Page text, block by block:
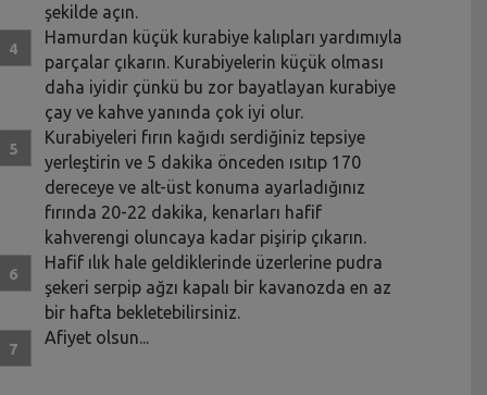
şekilde açın.
Hamurdan küçük kurabiye kalıpları yardımıyla
parçalar çıkarın. Kurabiyelerin küçük olması
daha iyidir çünkü bu zor bayatlayan kurabiye
çay ve kahve yanında çok iyi olur.
Kurabiyeleri fırın kağıdı serdiğiniz tepsiye
yerleştirin ve 5 dakika önceden ısıtıp 170
dereceye ve alt-üst konuma ayarladığınız
fırında 20-22 dakika, kenarları hafif
kahverengi oluncaya kadar pişirip çıkarın.
Hafif ılık hale geldiklerinde üzerlerine pudra
şekeri serpip ağzı kapalı bir kavanozda en az
bir hafta bekletebilirsiniz.
Afiyet olsun...